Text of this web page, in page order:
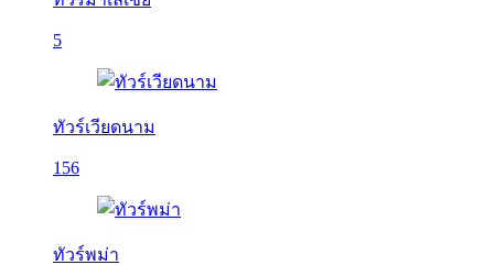
5
ทัวร์เวียดนาม
156
ทัวร์พม่า